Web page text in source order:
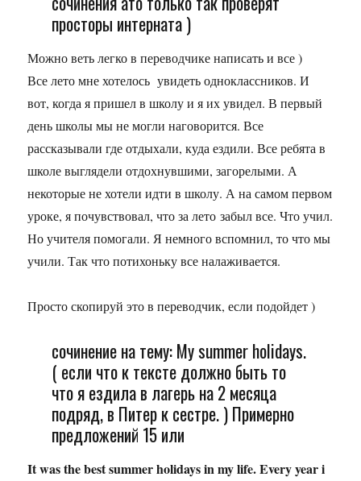
просторы интерната )
Можно веть легко в переводчике написать и все )
Все лето мне хотелось увидеть одноклассников. И
вот, когда я пришел в школу и я их увидел. В первый
день школы мы не могли наговорится. Все
рассказывали где отдыхали, куда ездили. Все ребята в
школе выглядели отдохнувшими, загорелыми. А
некоторые не хотели идти в школу. А на самом первом
уроке, я почувствовал, что за лето забыл все. Что учил.
Но учителя помогали. Я немного вспомнил, то что мы
учили. Так что потихоньку все налаживается.
Просто скопируй это в переводчик, если подойдет )
сочинение на тему: My summer holidays.
( если что к тексте должно быть то
что я ездила в лагерь на 2 месяца
подряд, в Питер к сестре. ) Примерно
предложений 15 или
It was the best summer holidays in my life. Every year i